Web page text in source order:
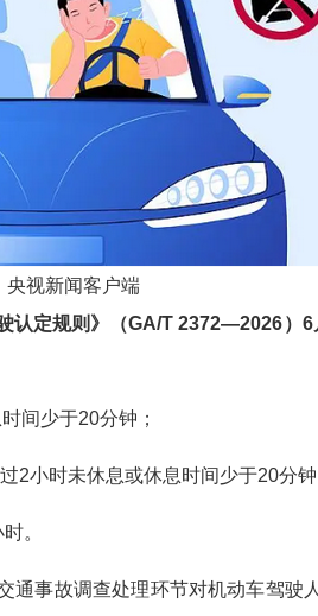
央视新闻客户端
认定规则》（GA/T 2372—2026）
间少于20分钟；
小时未休息或休息时间少于20分钟
。
事故调查处理环节对机动车驾驶人